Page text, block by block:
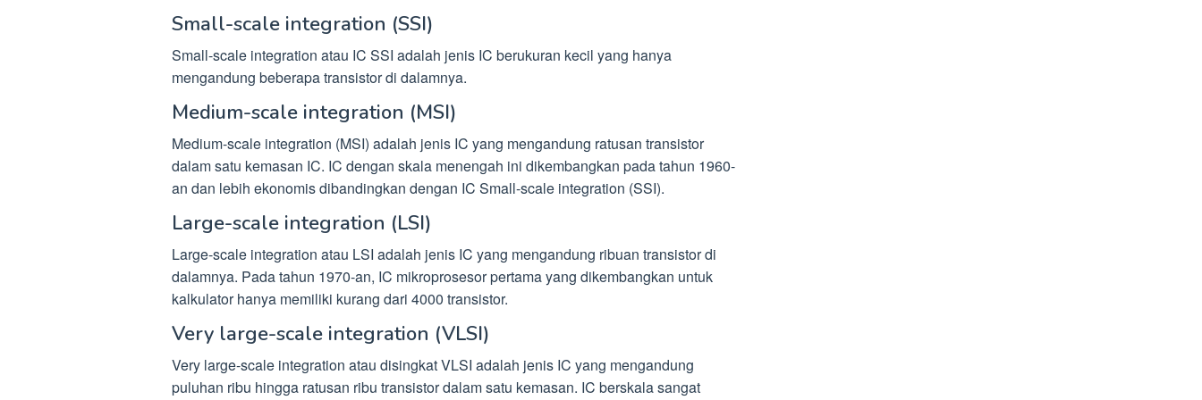
Small-scale integration (SSI)
Small-scale integration atau IC SSI adalah jenis IC berukuran kecil yang hanya
mengandung beberapa transistor di dalamnya.
Medium-scale integration (MSI)
Medium-scale integration (MSI) adalah jenis IC yang mengandung ratusan transistor
dalam satu kemasan IC. IC dengan skala menengah ini dikembangkan pada tahun 1960-
an dan lebih ekonomis dibandingkan dengan IC Small-scale integration (SSI).
Large-scale integration (LSI)
Large-scale integration atau LSI adalah jenis IC yang mengandung ribuan transistor di
dalamnya. Pada tahun 1970-an, IC mikroprosesor pertama yang dikembangkan untuk
kalkulator hanya memiliki kurang dari 4000 transistor.
Very large-scale integration (VLSI)
Very large-scale integration atau disingkat VLSI adalah jenis IC yang mengandung
puluhan ribu hingga ratusan ribu transistor dalam satu kemasan. IC berskala sangat